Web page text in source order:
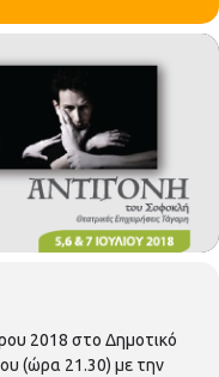
2018 στο Δημοτικό
(ώρα 21.30) με την